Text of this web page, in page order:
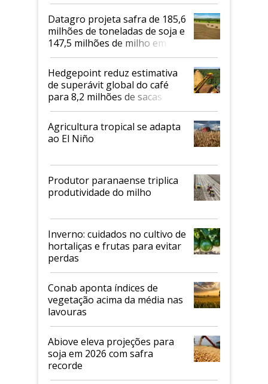
Datagro projeta safra de 185,6
milhões de toneladas de soja e
147,5 milhões de milho em
2026/27
Hedgepoint reduz estimativa
de superávit global do café
para 8,2 milhões de sacas
Agricultura tropical se adapta
ao El Niño
Produtor paranaense triplica
produtividade do milho
Inverno: cuidados no cultivo de
hortaliças e frutas para evitar
perdas
Conab aponta índices de
vegetação acima da média nas
lavouras
Abiove eleva projeções para
soja em 2026 com safra
recorde